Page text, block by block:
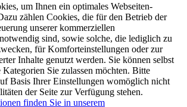
um Ihnen ein optimales Webseiten-
zählen Cookies, die für den Betrieb der
unserer kommerziellen
sind, sowie solche, die lediglich zu
für Komforteinstellungen oder zur
Inhalte genutzt werden. Sie können selbst
Kategorien Sie zulassen möchten. Bitte
Basis Ihrer Einstellungen womöglich nicht
der Seite zur Verfügung stehen.
finden Sie in unserem